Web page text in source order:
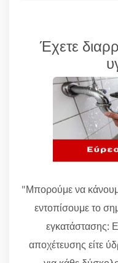
Έχετε
"Μπορούμε να
εντοπίσουμε το
εγκατάστασης:
αποχέτευσης είτε